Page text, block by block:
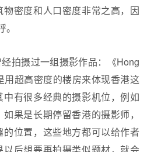
密度和人口密度非常之高，因
拍摄过一组摄影作品：《Hong
用超高密度的楼房来体现香港这
有很多经典的摄影机位，例如
果是长期停留香港的摄影师，
位置，这些地方都可以给作者